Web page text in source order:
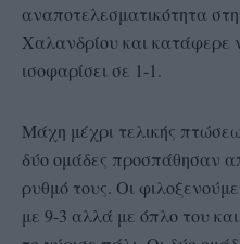
αναποτελεσματικότητα
Χαλανδρίου και κατάφερε
ισοφαρίσει σε 1-1.
Μάχη μέχρι τελικής
δύο ομάδες προσπάθησαν
ρυθμό τους. Οι
με 9-3 αλλά με όπλο του